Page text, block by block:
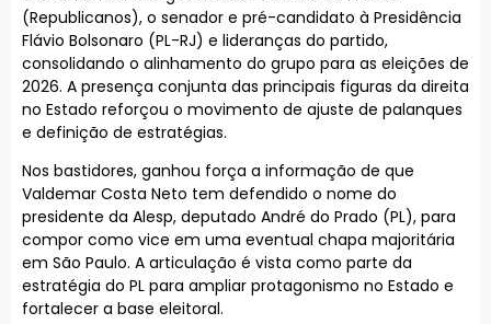
(Republicanos), o senador e pré-candidato à Presidência
Flávio Bolsonaro (PL-RJ) e lideranças do partido,
consolidando o alinhamento do grupo para as eleições de
2026. A presença conjunta das principais figuras da direita
no Estado reforçou o movimento de ajuste de palanques
e definição de estratégias.
Nos bastidores, ganhou força a informação de que
Valdemar Costa Neto tem defendido o nome do
presidente da Alesp, deputado André do Prado (PL), para
compor como vice em uma eventual chapa majoritária
em São Paulo. A articulação é vista como parte da
estratégia do PL para ampliar protagonismo no Estado e
fortalecer a base eleitoral.